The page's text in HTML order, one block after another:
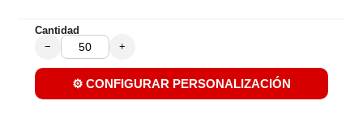
Cantidad
− +
⚙️ CONFIGURAR PERSONALIZACIÓN